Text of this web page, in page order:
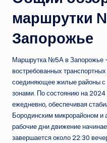
маршрутки
Запорожье
Маршрутка №5А в Запорожье
востребованных
соединяющее жилые районы
зонами. По состоянию на
ежедневно, обеспечивая
Бородинским микрорайоном и
рабочие дни движение
завершается около 22:30